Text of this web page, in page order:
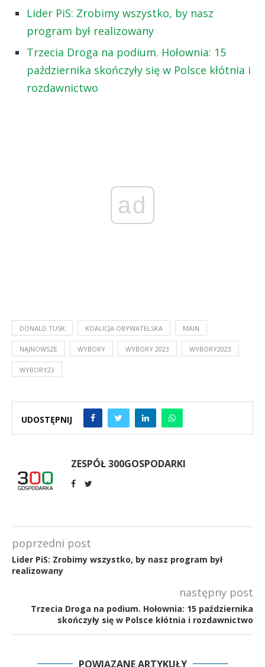
Lider PiS: Zrobimy wszystko, by nasz
program był realizowany
Trzecia Droga na podium. Hołownia: 15
października skończyły się w Polsce kłótnia i
rozdawnictwo
ad
DONALD TUSK KOALICJA OBYWATELSKA MAIN
NAJNOWSZE WYBORY WYBORY 2023 WYBORY2023
WYBORY23
UDOSTĘPNIJ
ZESPÓŁ 300GOSPODARKI
poprzedni post
Lider PiS: Zrobimy wszystko, by nasz program był
realizowany
następny post
Trzecia Droga na podium. Hołownia: 15 października
skończyły się w Polsce kłótnia i rozdawnictwo
POWIĄZANE ARTYKUŁY